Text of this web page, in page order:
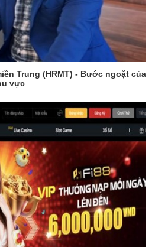
Trung (HRMT) - Bước ngoặt của
vực